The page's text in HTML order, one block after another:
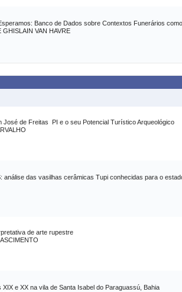
Banco de Dados sobre Contextos Funerários
VAN HAVRE
de Freitas  PI e o seu Potencial Turístico Arqueológico
análise das vasilhas cerâmicas Tupi conhecidas para o
de arte rupestre
e XX na vila de Santa Isabel do Paraguassú, Bahia